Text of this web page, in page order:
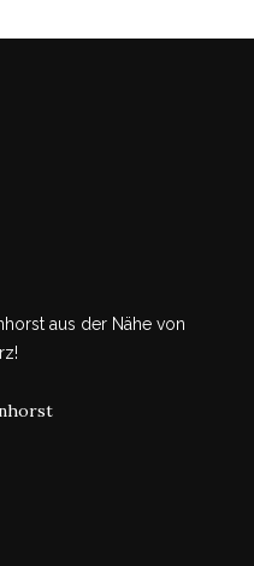
aus der Nähe von